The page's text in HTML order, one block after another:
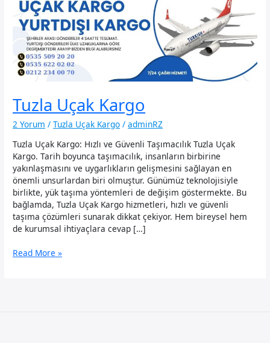
Tuzla Uçak Kargo
2 Yorum /Tuzla Uçak Kargo /adminRZ
Tuzla Uçak Kargo: Hızlı ve Güvenli Taşımacılık Tuzla Uçak
Kargo. Tarih boyunca taşımacılık, insanların birbirine
yakınlaşmasını ve uygarlıkların gelişmesini sağlayan en
önemli unsurlardan biri olmuştur. Günümüz teknolojisiyle
birlikte, yük taşıma yöntemleri de değişim göstermekte. Bu
bağlamda, Tuzla Uçak Kargo hizmetleri, hızlı ve güvenli
taşıma çözümleri sunarak dikkat çekiyor. Hem bireysel hem
de kurumsal ihtiyaçlara cevap […]
Tuzla
Read More »